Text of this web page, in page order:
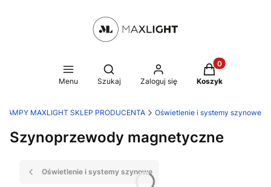
Menu
Otwórz wyszukiwarkę
Szukaj Zaloguj się
Produkty w
Koszyk
LAMPY MAXLIGHT SKLEP PRODUCENTA Oświetlenie i systemy szynowe
Szynoprzewody magnetyczne
Oświetlenie i systemy szynowe